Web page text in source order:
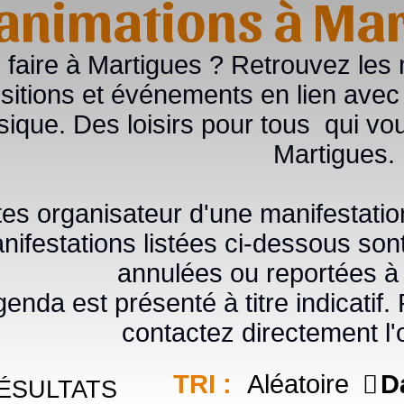
à
faire à Martigues ? Retrouvez
et événements en lien
Des loisirs pour tous qui
Martigues.
organisateur d'une
listées ci-dessous
annulées ou reportées
est présenté à titre
contactez directement
TRI : Aléatoire